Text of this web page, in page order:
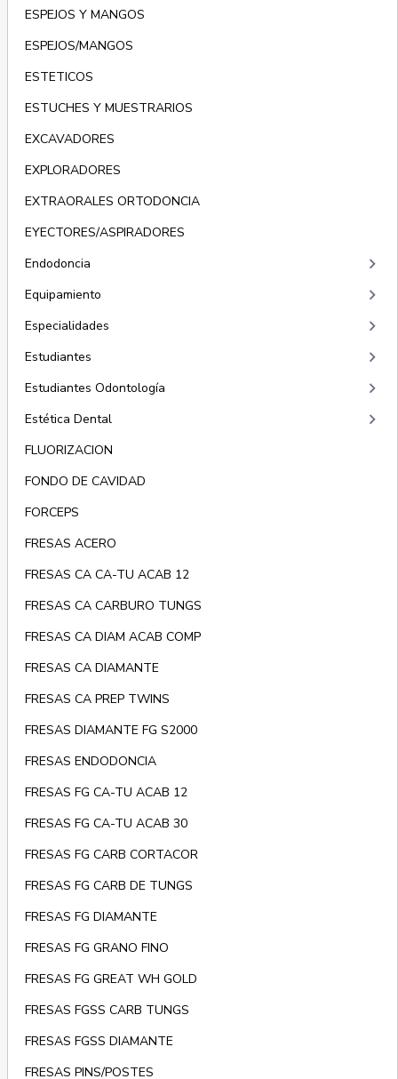
ESPEJOS Y MANGOS
ESPEJOS/MANGOS
ESTETICOS
ESTUCHES Y MUESTRARIOS
EXCAVADORES
EXPLORADORES
EXTRAORALES ORTODONCIA
EYECTORES/ASPIRADORES
Endodoncia
keyboard_arrow_right
Equipamiento keyboard_arrow_right
Especialidades keyboard_arrow_right
Estudiantes keyboard_arrow_right
Estudiantes Odontología keyboard_arrow_right
Estética Dental keyboard_arrow_right
FLUORIZACION
FONDO DE CAVIDAD
FORCEPS
FRESAS ACERO
FRESAS CA CA-TU ACAB 12
FRESAS CA CARBURO TUNGS
FRESAS CA DIAM ACAB COMP
FRESAS CA DIAMANTE
FRESAS CA PREP TWINS
FRESAS DIAMANTE FG S2000
FRESAS ENDODONCIA
FRESAS FG CA-TU ACAB 12
FRESAS FG CA-TU ACAB 30
FRESAS FG CARB CORTACOR
FRESAS FG CARB DE TUNGS
FRESAS FG DIAMANTE
FRESAS FG GRANO FINO
FRESAS FG GREAT WH GOLD
FRESAS FGSS CARB TUNGS
FRESAS FGSS DIAMANTE
FRESAS PINS/POSTES